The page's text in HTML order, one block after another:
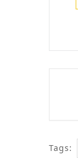
Tags: